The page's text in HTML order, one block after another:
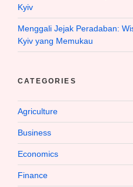
Kyiv
Menggali Jejak Peradaban:
Kyiv yang Memukau
CATEGORIES
Agriculture
Business
Economics
Finance